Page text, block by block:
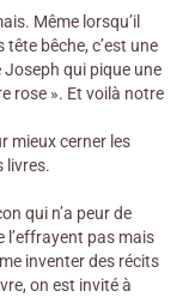
Même lorsqu’il
bêche, c’est une
qui pique une
rose ». Et voilà notre
mieux cerner les
livres.
qui n’a peur de
l’effrayent pas mais
inventer des récits
on est invité à